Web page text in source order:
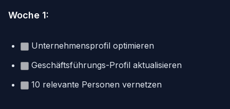
Woche 1:
Unternehmensprofil optimieren
Geschäftsführungs-Profil aktualisieren
10 relevante Personen vernetzen